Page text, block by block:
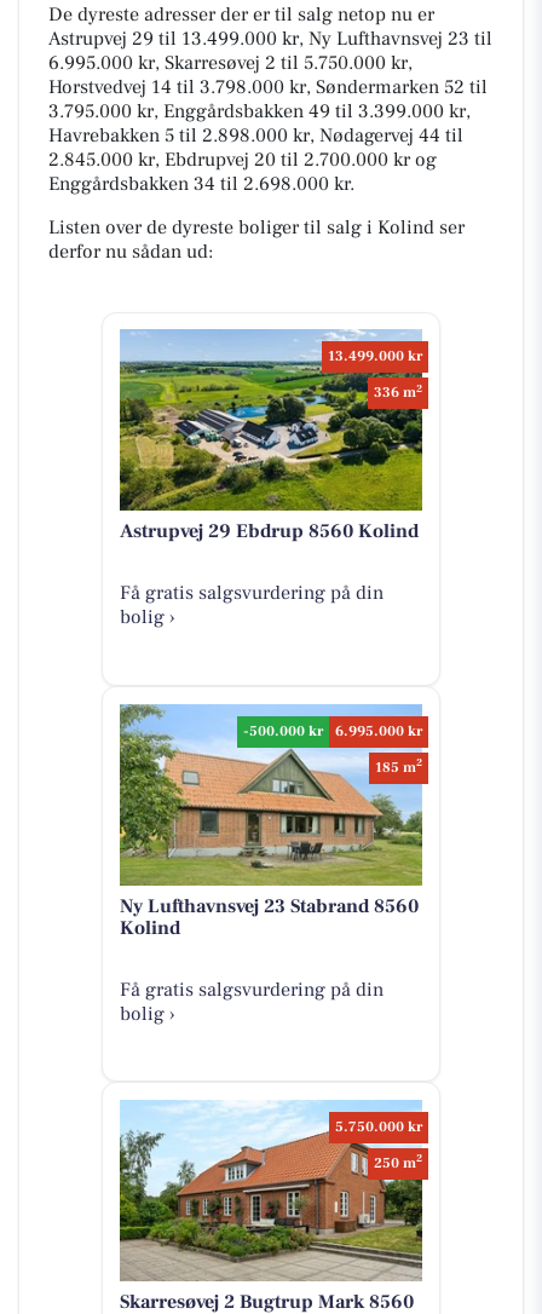
De dyreste adresser der er til salg netop nu er
Astrupvej 29 til 13.499.000 kr, Ny Lufthavnsvej 23 til
6.995.000 kr, Skarresøvej 2 til 5.750.000 kr,
Horstvedvej 14 til 3.798.000 kr, Søndermarken 52 til
3.795.000 kr, Enggårdsbakken 49 til 3.399.000 kr,
Havrebakken 5 til 2.898.000 kr, Nødagervej 44 til
2.845.000 kr, Ebdrupvej 20 til 2.700.000 kr og
Enggårdsbakken 34 til 2.698.000 kr.
Listen over de dyreste boliger til salg i Kolind ser
derfor nu sådan ud:
13.499.000 kr
336 m2
Astrupvej 29 Ebdrup 8560 Kolind
Få gratis salgsvurdering på din
bolig ›
-500.000 kr
6.995.000 kr
185 m2
Ny Lufthavnsvej 23 Stabrand 8560
Kolind
Få gratis salgsvurdering på din
bolig ›
5.750.000 kr
250 m2
Skarresøvej 2 Bugtrup Mark 8560